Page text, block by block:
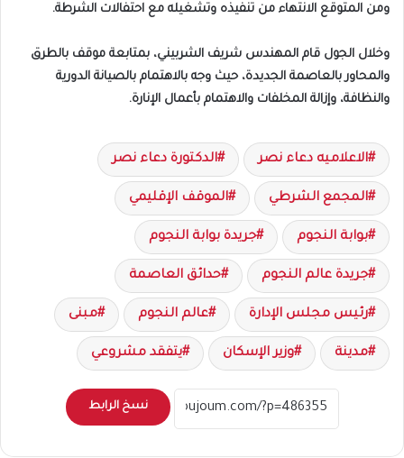
ومن المتوقع الانتهاء من تنفيذه وتشغيله مع احتفالات الشرطة.
وخلال الجول قام المهندس شريف الشربيني، بمتابعة موقف بالطرق
والمحاور بالعاصمة الجديدة، حيث وجه بالاهتمام بالصيانة الدورية
والنظافة، وإزالة المخلفات والاهتمام بأعمال الإنارة.
الاعلاميه دعاء نصر الدكتورة دعاء نصر
المجمع الشرطي الموقف الإقليمي
بوابة النجوم جريدة بوابة النجوم
جريدة عالم النجوم حدائق العاصمة
رئيس مجلس الإدارة عالم النجوم مبنى
مدينة وزير الإسكان يتفقد مشروعي
نسخ الرابط